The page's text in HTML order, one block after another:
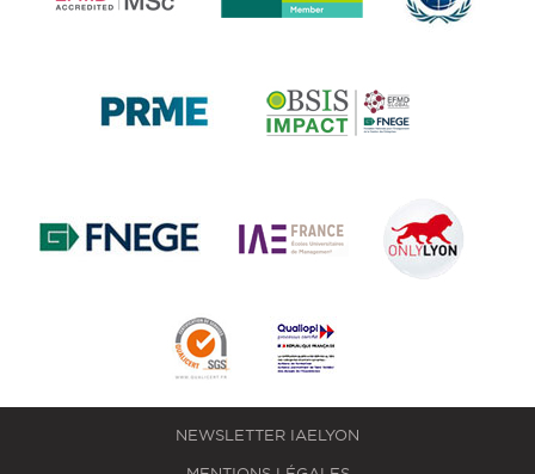
NEWSLETTER IAELYON